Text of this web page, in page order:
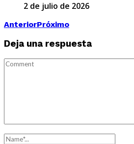
2 de julio de 2026
AnteriorPróximo
Deja una respuesta